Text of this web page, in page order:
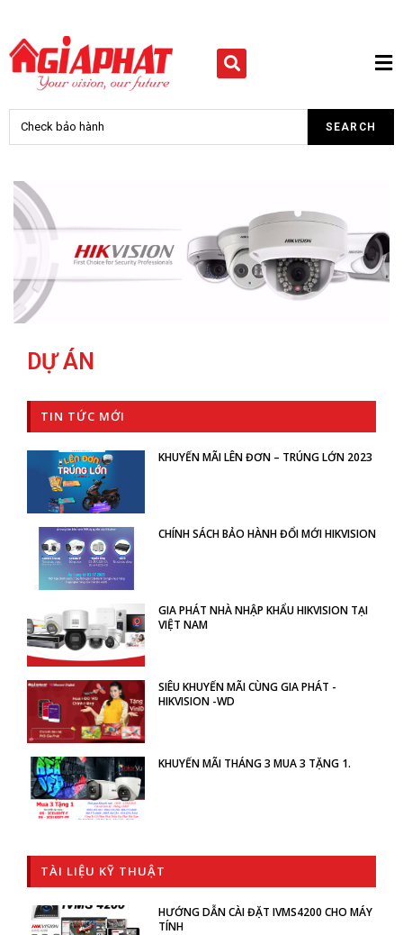
DỰ ÁN
TIN TỨC MỚI
KHUYẾN MÃI LÊN ĐƠN – TRÚNG LỚN 2023
CHÍNH SÁCH BẢO HÀNH ĐỔI MỚI HIKVISION
GIA PHÁT NHÀ NHẬP KHẨU HIKVISION TẠI
VIỆT NAM
SIÊU KHUYẾN MÃI CÙNG GIA PHÁT -
HIKVISION -WD
KHUYẾN MÃI THÁNG 3 MUA 3 TẶNG 1.
TÀI LIỆU KỸ THUẬT
HƯỚNG DẪN CÀI ĐẶT IVMS4200 CHO MÁY
TÍNH